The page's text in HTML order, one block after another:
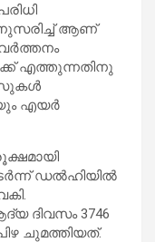
ആണ്
എത്തുന്നതിനു
എയർ
ഡൽഹിയിൽ
ദിവസം 3746
ചുമത്തിയത്.